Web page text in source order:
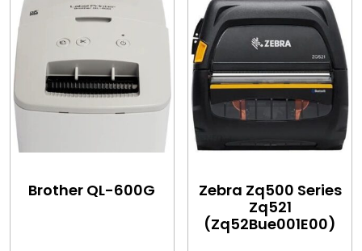
Brother QL-600G
Zebra Zq500 Series
Zq521
(Zq52Bue001E00)